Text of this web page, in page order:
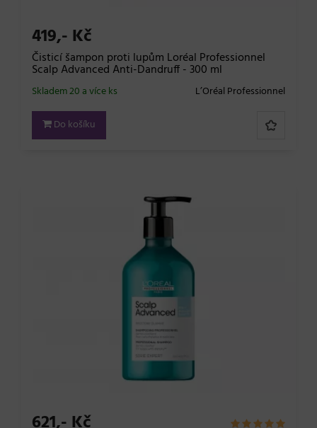
419,- Kč
Čisticí šampon proti lupům Loréal Professionnel
Scalp Advanced Anti-Dandruff - 300 ml
L’Oréal Professionnel
Skladem 20 a více ks
Do košíku